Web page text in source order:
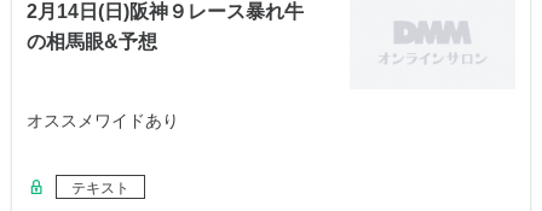
2月14日(日)阪神９レース暴れ牛
の相馬眼&予想
オススメワイドあり
テキスト